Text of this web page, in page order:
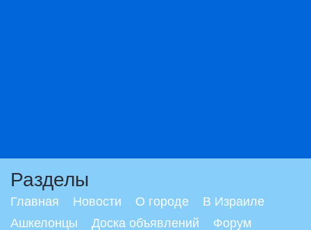
Разделы
Главная Новости О городе
В Израиле
Ашкелонцы
Доска объявлений Форум